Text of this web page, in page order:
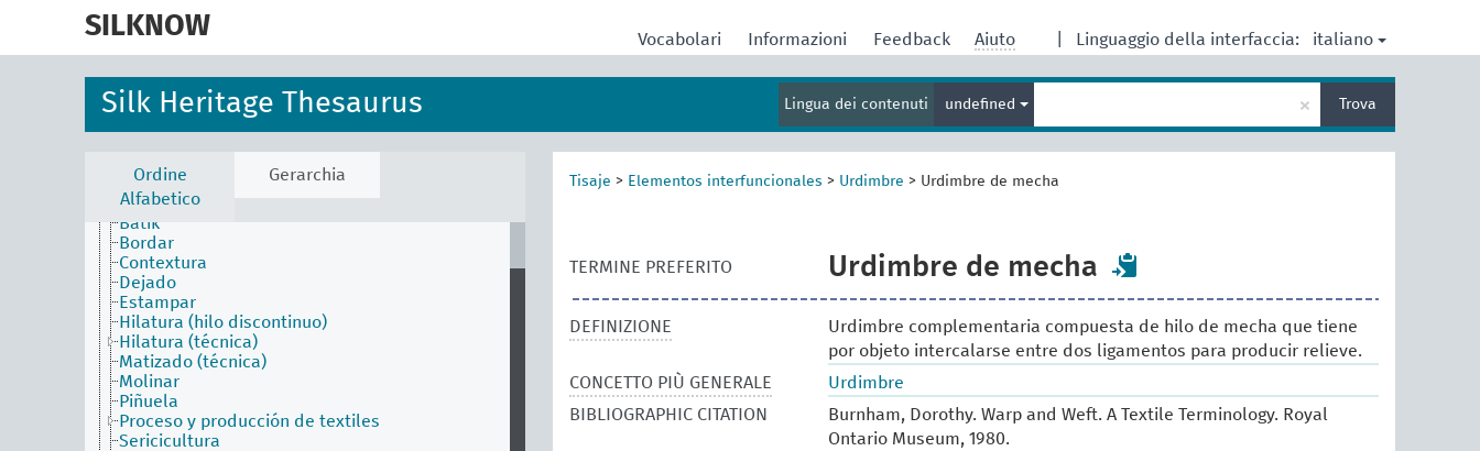
SILKNOW Linguaggio della interfaccia: italiano
Vocabolari Informazioni Feedback Aiuto
Silk Heritage Thesaurus Lingua dei contenuti undefined
termine
per
la
× Trova
Ordine
Alfabetico
Gerarchia
faceta actividades
Batido de la seda
Batik
Bordar
Contextura
Dejado
Estampar
Hilatura (hilo discontinuo)
Hilatura (técnica)
Matizado (técnica)
Molinar
Piñuela
Proceso y producción de textiles
Sericicultura
Tisaje > Elementos interfuncionales > Urdimbre > Urdimbre de mecha
TERMINE PREFERITO Urdimbre de mecha
DEFINIZIONE
Urdimbre complementaria compuesta de hilo de mecha que tiene
por objeto intercalarse entre dos ligamentos para producir relieve.
CONCETTO PIÙ GENERALE
Urdimbre
BIBLIOGRAPHIC CITATION
Burnham, Dorothy. Warp and Weft. A Textile Terminology. Royal
Ontario Museum, 1980.